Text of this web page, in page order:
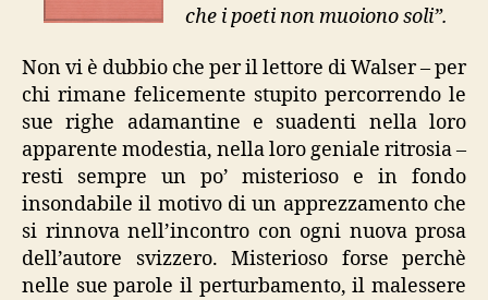
che i poeti non muoiono soli”.
Non vi è dubbio che per il lettore di Walser – per
chi rimane felicemente stupito percorrendo le
sue righe adamantine e suadenti nella loro
apparente modestia, nella loro geniale ritrosia –
resti sempre un po’ misterioso e in fondo
insondabile il motivo di un apprezzamento che
si rinnova nell’incontro con ogni nuova prosa
dell’autore svizzero. Misterioso forse perchè
nelle sue parole il perturbamento, il malessere